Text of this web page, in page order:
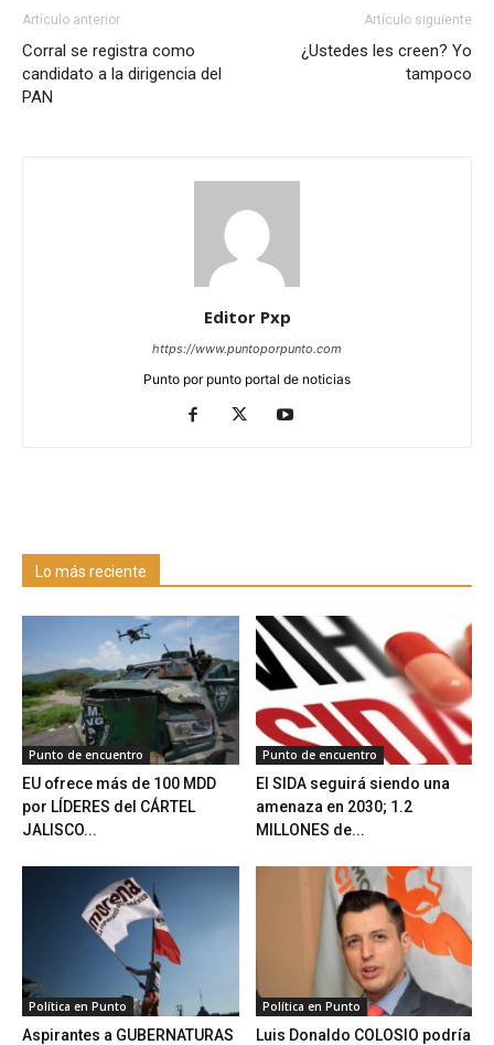
Artículo anterior
Corral se registra como
candidato a la dirigencia del
PAN
Artículo siguiente
¿Ustedes les creen? Yo
tampoco
Editor Pxp
https://www.puntoporpunto.com
Punto por punto portal de noticias
Lo más reciente
Punto de encuentro
EU ofrece más de 100 MDD
por LÍDERES del CÁRTEL
JALISCO...
Punto de encuentro
El SIDA seguirá siendo una
amenaza en 2030; 1.2
MILLONES de...
Política en Punto
Aspirantes a GUBERNATURAS
Política en Punto
Luis Donaldo COLOSIO podría